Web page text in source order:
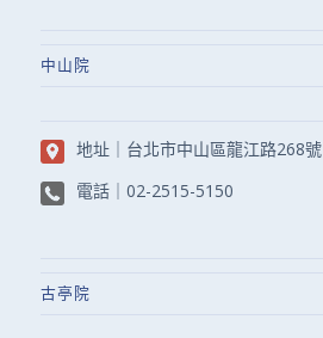
中山院
地址｜ 台北市中山區龍江路268號
電話｜ 02-2515-5150
古亭院